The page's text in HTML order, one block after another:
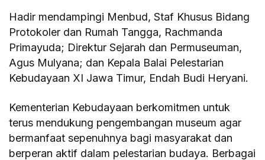
Hadir mendampingi Menbud, Staf Khusus Bidang
Protokoler dan Rumah Tangga, Rachmanda
Primayuda; Direktur Sejarah dan Permuseuman,
Agus Mulyana; dan Kepala Balai Pelestarian
Kebudayaan XI Jawa Timur, Endah Budi Heryani.
Kementerian Kebudayaan berkomitmen untuk
terus mendukung pengembangan museum agar
bermanfaat sepenuhnya bagi masyarakat dan
berperan aktif dalam pelestarian budaya. Berbagai